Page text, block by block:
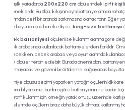
Çift kişilik yataklarda 200x220 cm ölçülerindekiçift
seçeneklerdir. Bu ölçü, iki kişinin aynı battaniye altında
yanlarından belirli bir oranda sarkmasına olanak tanır.
gece boyunca çok hareketliyse,king-size battaniye
Bebek battaniyesi ölçüleri ise kullanım alanına göre
bebek arabasında kullanılacak battaniyelerden farklıdır.
olabilecekken, bebek arabası veya oyun alanında
büyük ölçüler tercih edilebilir. Burada önemli olan,
kısıtlamayacak ve güvenli bir örtüleme sağlayacak boyutta
Battaniye ölçüsü seçimi yaparken yatağın ölçülerini
ölçülerini biliyorsanız, bunlara göre battaniyenin ne kadar
dekoratif kullanım için, örneğin yatak örtüsü üzerinde katlı
modellerinde ölçülerin biraz daha büyük olması,